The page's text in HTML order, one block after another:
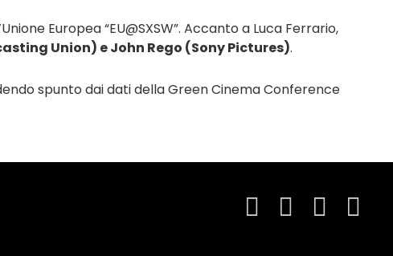
Europea “EU@SXSW”. Accanto a Luca Ferrario,
Union) e John Rego (Sony Pictures).
spunto dai dati della Green Cinema Conference